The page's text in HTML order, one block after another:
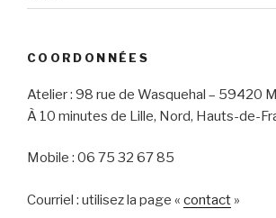
COORDONNÉES
Atelier : 98 rue de Wasquehal – 59420
À 10 minutes de Lille, Nord, Hauts-de-
Mobile : 06 75 32 67 85
Courriel : utilisez la page « contact »